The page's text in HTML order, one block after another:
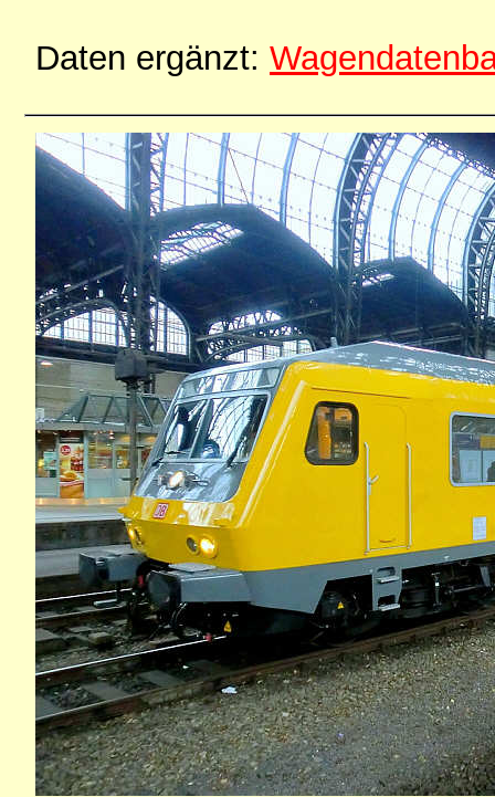
Daten ergänzt: